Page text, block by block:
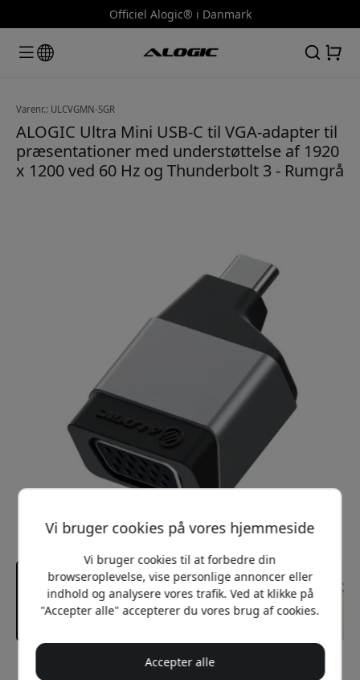
Officiel Alogic® i Danmark
Varenr.: ULCVGMN-SGR
ALOGIC Ultra Mini USB-C til VGA-adapter til
præsentationer med understøttelse af 1920
x 1200 ved 60 Hz og Thunderbolt 3 - Rumgrå
Anbefalet pris
Vi bruger cookies på vores hjemmeside
Vi bruger cookies til at forbedre din
browseroplevelse, vise personlige annoncer eller
indhold og analysere vores trafik. Ved at klikke på
"Accepter alle" accepterer du vores brug af cookies.
Accepter alle